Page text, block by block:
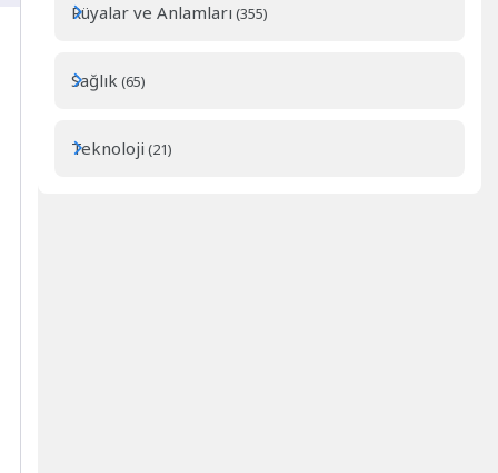
Rüyalar ve Anlamları (355)
Sağlık (65)
Teknoloji (21)